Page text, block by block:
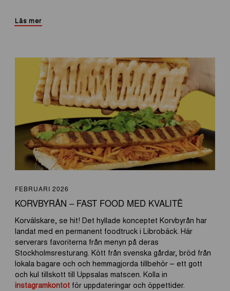
Läs mer
FEBRUARI 2026
KORVBYRÅN – FAST FOOD MED KVALITÉ
Korvälskare, se hit! Det hyllade konceptet Korvbyrån har
landat med en permanent foodtruck i Librobäck. Här
serverars favoriterna från menyn på deras
Stockholmsresturang. Kött från svenska gårdar, bröd från
lokala bagare och och hemmagjorda tillbehör – ett gott
och kul tillskott till Uppsalas matscen. Kolla in
instagramkontotför uppdateringar och öppettider.